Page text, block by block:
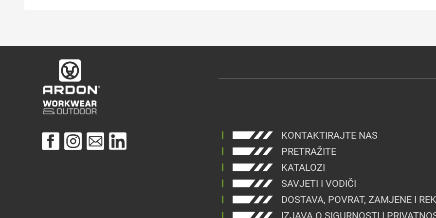
KONTAKTIRAJTE NAS
PRETRAŽITE
KATALOZI
SAVJETI I VODIČI
DOSTAVA, POVRAT, ZAMJENE I